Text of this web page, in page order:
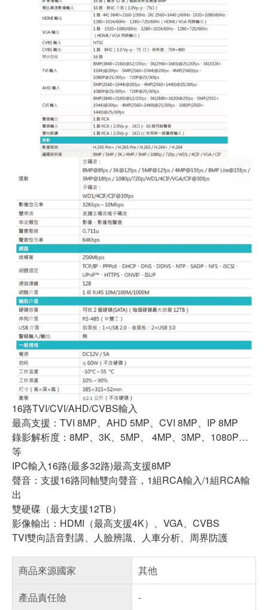
16路TVI/CVI/AHD/CVBS輸入
最高支援：TVI 8MP、AHD 5MP、CVI 8MP、IP 8MP
錄影解析度：8MP、3K、5MP、 4MP、3MP、1080P…
等
IPC輸入16路(最多32路)最高支援8MP
聲音：支援16路同軸雙向聲音，1組RCA輸入/1組RCA輸
出
雙硬碟（最大支援12TB）
影像輸出：HDMI（最高支援4K）、VGA、CVBS
TVI雙向語音對講、人臉辨識、人車分析、周界防護
商品來源國家
其他
產品責任險
-